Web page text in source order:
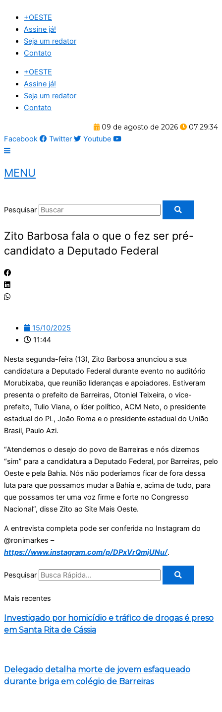
para
conteúdo
+OESTE
Assine já!
Seja um redator
Contato
+OESTE
Assine já!
Seja um redator
Contato
09 de agosto de 2026
07:29:35
Facebook
Twitter Youtube
MENU
Pesquisar
Zito Barbosa fala o que o fez ser pré-
candidato a Deputado Federal
15/10/2025
11:44
Nesta segunda-feira (13), Zito Barbosa anunciou a sua
candidatura a Deputado Federal durante evento no auditório
Morubixaba, que reunião lideranças e apoiadores. Estiveram
presenta o prefeito de Barreiras, Otoniel Teixeira, o vice-
prefeito, Tulio Viana, o líder político, ACM Neto, o presidente
estadual do PL, João Roma e o presidente estadual do União
Brasil, Paulo Azi.
“Atendemos o desejo do povo de Barreiras e nós dizemos
“sim” para a candidatura a Deputado Federal, por Barreiras, pelo
Oeste e pela Bahia. Nós não poderíamos ficar de fora dessa
luta para que possamos mudar a Bahia e, acima de tudo, para
que possamos ter uma voz firme e forte no Congresso
Nacional”, disse Zito ao Site Mais Oeste.
A entrevista completa pode ser conferida no Instagram do
@ronimarkes –
https://www.instagram.com/p/DPxVrQmjUNu/.
Pesquisar
Mais recentes
Investigado por homicídio e tráfico de drogas é preso
em Santa Rita de Cássia
Delegado detalha morte de jovem esfaqueado
durante briga em colégio de Barreiras